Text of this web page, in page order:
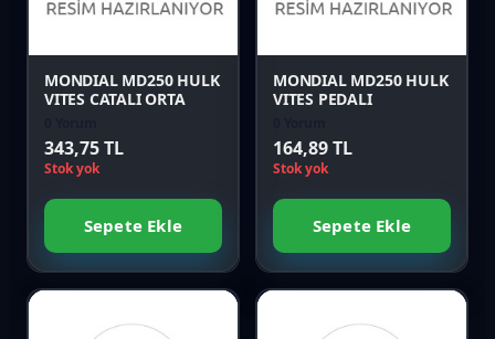
MONDIAL MD250 HULK
VITES CATALI ORTA
343,75 TL
Stok yok
Sepete Ekle
MONDIAL MD250 HULK
VITES PEDALI
164,89 TL
Stok yok
Sepete Ekle